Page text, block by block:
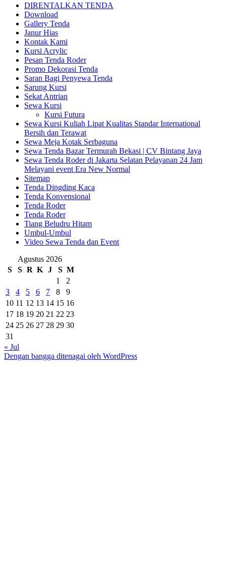
DIRENTALKAN TENDA
Download
Gallery Tenda
Janur Hias
Kontak Kami
Kursi Acrylic
Pesan Tenda Roder
Promo Dekorasi Tenda
Saran Bagi Penyewa Tenda
Sarung Kursi
Sekat Antrian
Sewa Kursi
Kursi Futura
Sewa Kursi Kuliah Lipat Kualitas Standar International
Bersih dan Terawat
Sewa Meja Kotak Serbaguna
Sewa Tenda Bazar Termurah Bekasi | CV Bintang Jaya
Sewa Tenda Roder di Jakarta Selatan Pelayanan 24 Jam
Melayani event Era New Normal
Sitemap
Tenda Dingding Kaca
Tenda Konvensional
Tenda Roder
Tenda Roder
Tiang Beludru Hitam
Umbul-Umbul
Video Sewa Tenda dan Event
Agustus 2026
S
S R K J S M
1
2
3
4 5 6 7 8
9
10 11 12 13 14 15 16
17 18 19 20 21 22 23
24 25 26 27 28 29 30
31
« Jul
Dengan bangga ditenagai oleh WordPress